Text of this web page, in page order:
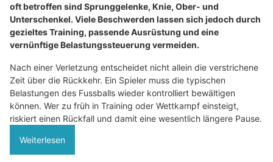
oft betroffen sind Sprunggelenke, Knie, Ober- und
Unterschenkel. Viele Beschwerden lassen sich jedoch durch
gezieltes Training, passende Ausrüstung und eine
vernünftige Belastungssteuerung vermeiden.
Nach einer Verletzung entscheidet nicht allein die verstrichene
Zeit über die Rückkehr. Ein Spieler muss die typischen
Belastungen des Fussballs wieder kontrolliert bewältigen
können. Wer zu früh in Training oder Wettkampf einsteigt,
riskiert einen Rückfall und damit eine wesentlich längere Pause.
Weiterlesen